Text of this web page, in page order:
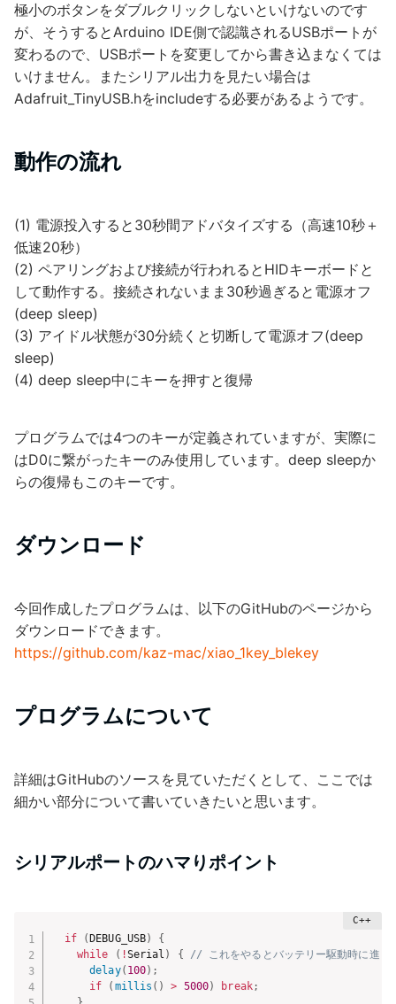
極小のボタンをダブルクリックしないといけないのです
が、そうするとArduino IDE側で認識されるUSBポートが
変わるので、USBポートを変更してから書き込まなくては
いけません。またシリアル出力を見たい場合は
Adafruit_TinyUSB.hをincludeする必要があるようです。
動作の流れ
(1) 電源投入すると30秒間アドバタイズする（高速10秒＋
低速20秒）
(2) ペアリングおよび接続が行われるとHIDキーボードと
して動作する。接続されないまま30秒過ぎると電源オフ
(deep sleep)
(3) アイドル状態が30分続くと切断して電源オフ(deep
sleep)
(4) deep sleep中にキーを押すと復帰
プログラムでは4つのキーが定義されていますが、実際に
はD0に繋がったキーのみ使用しています。deep sleepか
らの復帰もこのキーです。
ダウンロード
今回作成したプログラムは、以下のGitHubのページから
ダウンロードできます。
https://github.com/kaz-mac/xiao_1key_blekey
プログラムについて
詳細はGitHubのソースを見ていただくとして、ここでは
細かい部分について書いていきたいと思います。
シリアルポートのハマりポイント
if ( DEBUG_USB)
{
while
( !Serial ) {
// これをやるとバッテリー駆動時に進ま
delay( 100) ;
if
( millis ( ) > 5000) break;